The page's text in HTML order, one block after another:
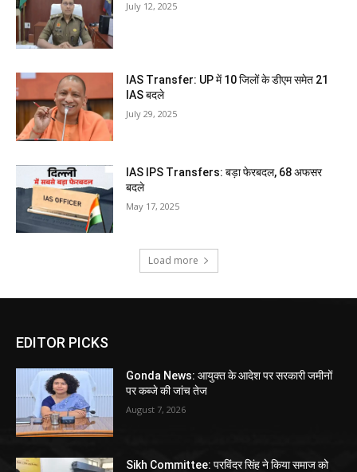
July 12, 2025
IAS Transfer: UP में 10 जिलों के डीएम समेत 21
IAS बदले
July 29, 2025
IAS IPS Transfers: बड़ा फेरबदल, 68 अफसर
बदले
May 17, 2025
Load more
EDITOR PICKS
Gonda News: आयुक्त के आदेश पर सरकारी जमीनों
पर कब्जे की जांच तेज
August 7, 2026
Sikh Committee: परविंदर सिंह ने किया समाज को